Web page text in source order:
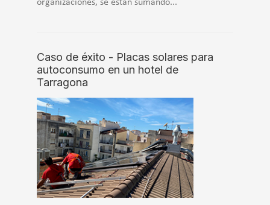
organizaciones, se están sumando...
Caso de éxito - Placas solares para
autoconsumo en un hotel de
Tarragona